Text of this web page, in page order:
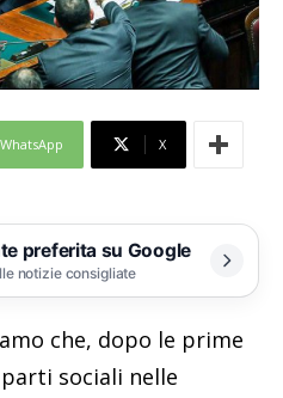
WhatsApp X
preferita su Google
notizie consigliate
che, dopo le prime
sociali nelle